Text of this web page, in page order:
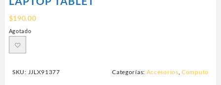
$190.00
Agotado
SKU: JJLX91377 Categorías: Accesorios,Computo